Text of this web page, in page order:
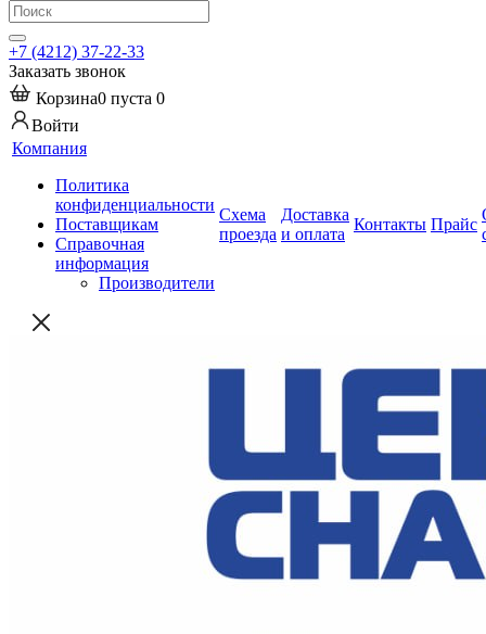
+7 (4212) 37-22-33
Заказать звонок
Корзина0 пуста 0
Войти
Компания
Политика
конфиденциальности
Поставщикам
Справочная
информация
Производители
Схема
проезда
Доставка
и оплата
Контакты Прайс